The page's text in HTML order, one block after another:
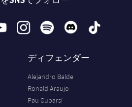
instagramspotify discord tiktok
ディフェンダー
Alejandro Balde
Ronald Araujo
Pau Cubarsí